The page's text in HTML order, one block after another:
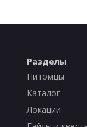
Разделы
Питомцы
Каталог
Локации